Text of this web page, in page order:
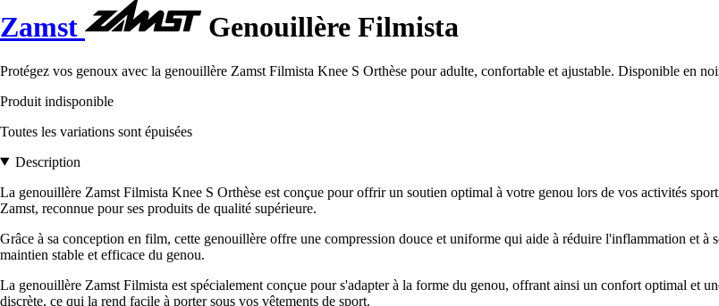
Zamst Genouillère Filmista
Protégez vos genoux avec la genouillère Zamst Filmista Knee S Orthèse pour adulte, confortable et ajustable. Disponible en
Produit indisponible
Toutes les variations sont épuisées
Description
La genouillère Zamst Filmista Knee S Orthèse est conçue pour offrir un soutien optimal à votre genou lors de vos activités
Zamst, reconnue pour ses produits de qualité supérieure.
Grâce à sa conception en film, cette genouillère offre une compression douce et uniforme qui aide à réduire l'inflammation et à
maintien stable et efficace du genou.
La genouillère Zamst Filmista est spécialement conçue pour s'adapter à la forme du genou, offrant ainsi un confort optimal et
discrète, ce qui la rend facile à porter sous vos vêtements de sport.